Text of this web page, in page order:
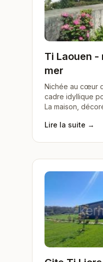
Ti Laouen -
mer
Nichée au cœur
cadre idyllique
La maison,
Lire la suite →